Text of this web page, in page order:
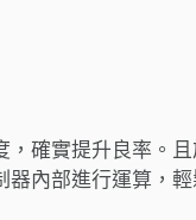
確實提升良率。
內部進行運算，